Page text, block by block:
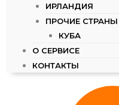
ИРЛАНДИЯ
ПРОЧИЕ СТРАНЫ
КУБА
О СЕРВИСЕ
КОНТАКТЫ